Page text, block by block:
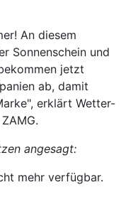
An diesem
Sonnenschein und
jetzt
ab, damit
erklärt Wetter-
angesagt:
mehr verfügbar.